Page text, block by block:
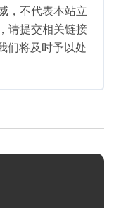
，不代表本站立
请提交相关链接
们将及时予以处